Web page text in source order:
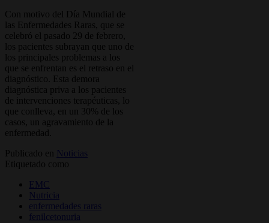
Con motivo del Día Mundial de
las Enfermedades Raras, que se
celebró el pasado 29 de febrero,
los pacientes subrayan que uno de
los principales problemas a los
que se enfrentan es el retraso en el
diagnóstico. Esta demora
diagnóstica priva a los pacientes
de intervenciones terapéuticas, lo
que conlleva, en un 30% de los
casos, un agravamiento de la
enfermedad.
Publicado en Noticias
Etiquetado como
EMC
Nutricia
enfermedades raras
fenilcetonuria